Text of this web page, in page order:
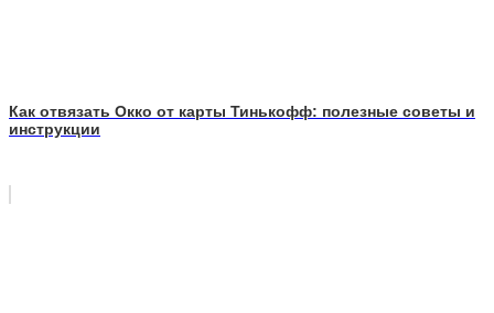
Как отвязать Окко от карты Тинькофф: полезные советы и
инструкции